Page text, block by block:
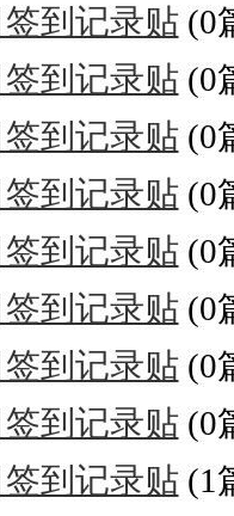
到记录贴 (0
到记录贴 (0
到记录贴 (0
到记录贴 (0
到记录贴 (0
到记录贴 (0
到记录贴 (0
到记录贴 (0
到记录贴 (1